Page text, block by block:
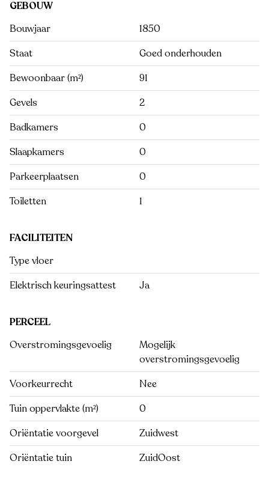
GEBOUW
Bouwjaar
1850
Staat
Goed onderhouden
Bewoonbaar (m²)
91
Gevels
2
Badkamers
0
Slaapkamers
0
Parkeerplaatsen
0
Toiletten
1
FACILITEITEN
Type vloer
Elektrisch keuringsattest
Ja
PERCEEL
Overstromingsgevoelig
Mogelijk
overstromingsgevoelig
Voorkeurrecht
Nee
Tuin oppervlakte (m²)
0
Oriëntatie voorgevel
Zuidwest
Oriëntatie tuin
ZuidOost